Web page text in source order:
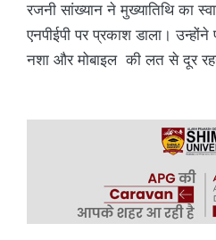
रजनी सांख्यान ने मुख्यातिथि का
एनपीईपी पर प्रकाश डाला।
नशा और मोबाइल की लत से दूर